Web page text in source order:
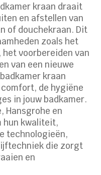
kraan draait
en afstellen van
of douchekraan. Dit
zoals het
het voorbereiden van
van een nieuwe
kraan
de hygiëne
in jouw badkamer.
Hansgrohe en
hun kwaliteit,
technologieën,
die zorgt
en